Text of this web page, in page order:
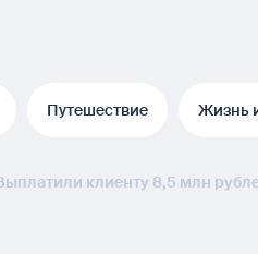
Путешествие Жизнь
клиенту 8,5 млн